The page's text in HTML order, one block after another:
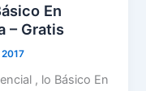
En
– Gratis
, lo Básico En